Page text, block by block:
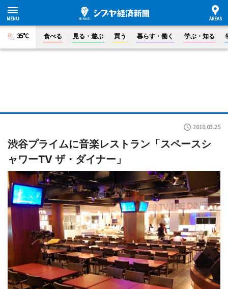
35°C 食べる 見る・遊ぶ 買う 暮らす・働く 学ぶ・知る
2010.03.25
渋谷プライムに音楽レストラン「スペースシ
ャワーTV ザ・ダイナー」